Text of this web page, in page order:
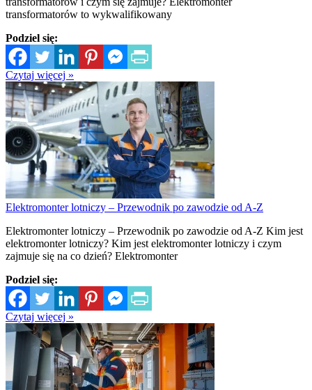
transformatorów to wykwalifikowany
Podziel się:
Czytaj więcej »
Elektromonter lotniczy – Przewodnik po zawodzie od A-Z
Elektromonter lotniczy – Przewodnik po zawodzie od A-Z Kim jest
elektromonter lotniczy? Kim jest elektromonter lotniczy i czym
zajmuje się na co dzień? Elektromonter
Podziel się:
Czytaj więcej »